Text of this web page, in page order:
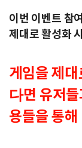
이번 이벤트 참
제대로 활성화
게임을 제
다면 유저
용들을 통